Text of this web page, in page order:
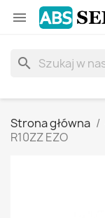

search
Strona główna
R10ZZ EZO